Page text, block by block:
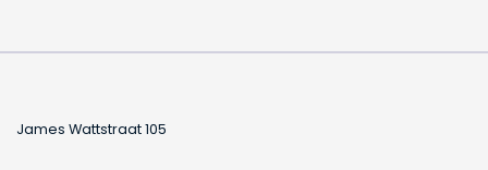
James Wattstraat 105